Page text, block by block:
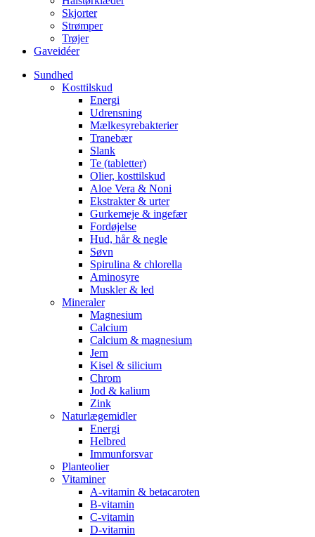
Skjorter
Strømper
Trøjer
Gaveidéer
Sundhed
Kosttilskud
Energi
Udrensning
Mælkesyrebakterier
Tranebær
Slank
Te (tabletter)
Olier, kosttilskud
Aloe Vera & Noni
Ekstrakter & urter
Gurkemeje & ingefær
Fordøjelse
Hud, hår & negle
Søvn
Spirulina & chlorella
Aminosyre
Muskler & led
Mineraler
Magnesium
Calcium
Calcium & magnesium
Jern
Kisel & silicium
Chrom
Jod & kalium
Zink
Naturlægemidler
Energi
Helbred
Immunforsvar
Planteolier
Vitaminer
A-vitamin & betacaroten
B-vitamin
C-vitamin
D-vitamin